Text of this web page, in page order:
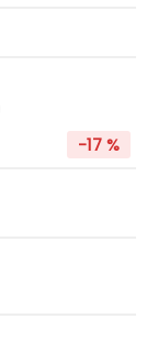
-17 %